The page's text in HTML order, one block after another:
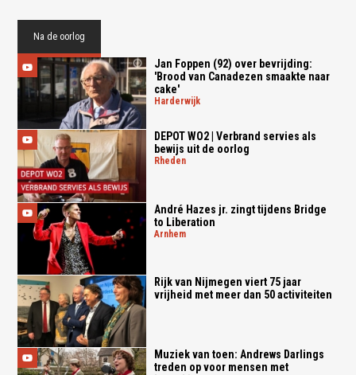
Na de oorlog
Jan Foppen (92) over bevrijding:
'Brood van Canadezen smaakte naar
cake'
harderwijk
DEPOT WO2 | Verbrand servies als
bewijs uit de oorlog
rheden
André Hazes jr. zingt tijdens Bridge
to Liberation
arnhem
Rijk van Nijmegen viert 75 jaar
vrijheid met meer dan 50 activiteiten
Muziek van toen: Andrews Darlings
treden op voor mensen met